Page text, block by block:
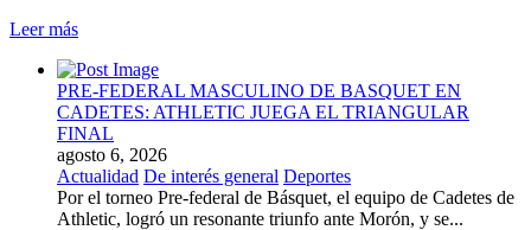
Leer más
PRE-FEDERAL MASCULINO DE BASQUET EN
CADETES: ATHLETIC JUEGA EL TRIANGULAR
FINAL
agosto 6, 2026
Actualidad De interés general Deportes
Por el torneo Pre-federal de Básquet, el equipo de Cadetes de
Athletic, logró un resonante triunfo ante Morón, y se...